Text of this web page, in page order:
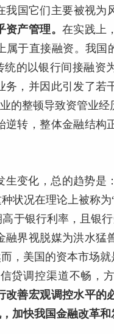
国它们主要被视为
资产管理。 在实践上
于直接融资。我国
的以银行间接融资
，并因此引发了若
的整顿导致资管业经
转，整体金融结构
变化，总的趋势是：
状况在理论上被称
于银行利率，且银
界视脱媒为洪水猛
，美国的资本市场就
贷调控渠道不畅，
改善宏观调控水平的
加快我国金融改革和